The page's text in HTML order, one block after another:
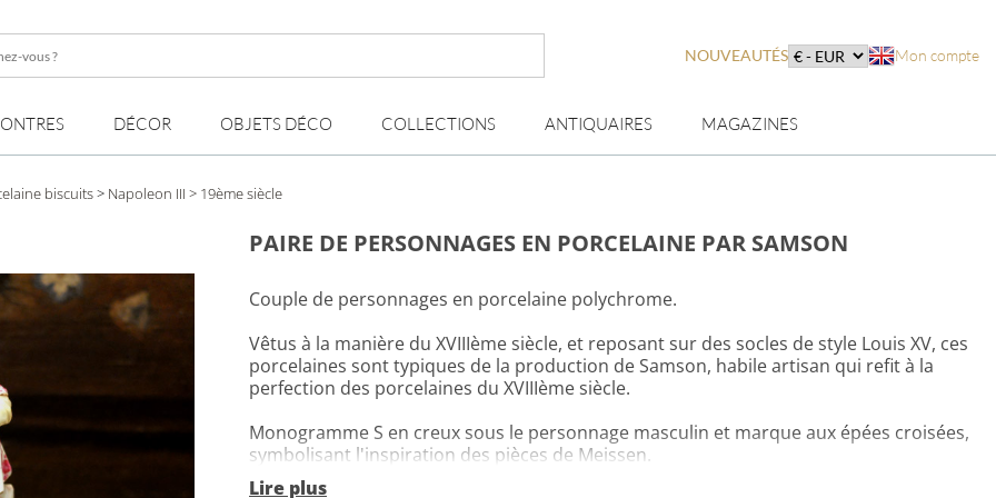
NOUVEAUTÉS Mon compte
DÉCOR OBJETS DÉCO COLLECTIONS ANTIQUAIRES MAGAZINES
biscuits> Napoleon III > 19ème siècle
PAIRE DE PERSONNAGES EN PORCELAINE PAR SAMSON
Couple de personnages en porcelaine polychrome.
Vêtus à la manière du XVIIIème siècle, et reposant sur des socles de style Louis XV, ces
porcelaines sont typiques de la production de Samson, habile artisan qui refit à la
perfection des porcelaines du XVIIIème siècle.
Monogramme S en creux sous le personnage masculin et marque aux épées croisées,
symbolisant l'inspiration des pièces de Meissen.
Lire plus